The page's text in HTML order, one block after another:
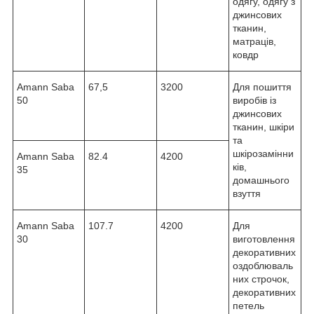
джинсових
тканин,
матраців,
ковдр
Amann Saba
50
67,5 3200
Для пошиття
виробів із
джинсових
тканин, шкіри
та
шкірозамінни
ків,
домашнього
взуття
Amann Saba
35
82.4 4200
Amann Saba
30
107.7 4200
Для
виготовлення
декоративних
оздоблюваль
них строчок,
декоративних
петель